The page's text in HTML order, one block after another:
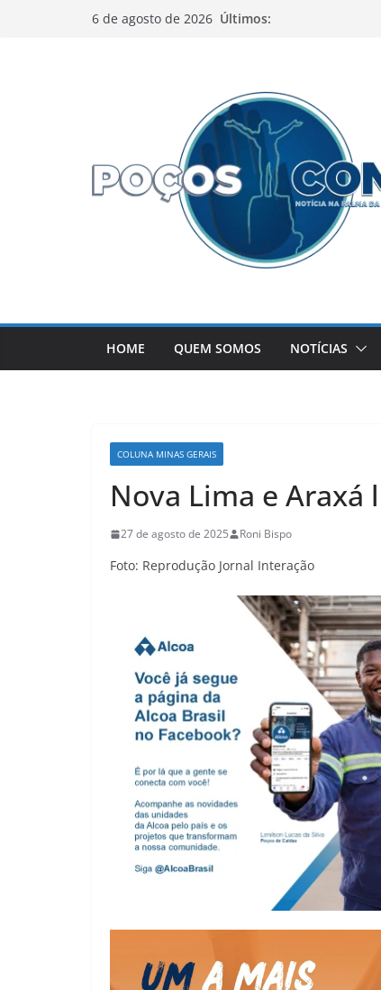
6 de agosto de 2026 Últimos:
HOME QUEM SOMOS NOTÍCIAS
COLUNA MINAS GERAIS
Nova Lima e
27 de agosto de 2025 Roni Bispo
Foto: Reprodução Jornal Interação